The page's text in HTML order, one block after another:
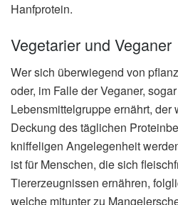
Hanfprotein.
Vegetarier und Veganer
Wer sich überwiegend von
oder, im Falle der Veganer,
Lebensmittelgruppe ernährt,
Deckung des täglichen
kniffeligen Angelegenheit
ist für Menschen, die sich
Tiererzeugnissen ernähren,
welche mitunter zu